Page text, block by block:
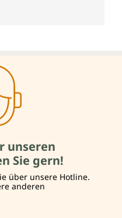
unseren
Sie gern!
über unsere Hotline.
anderen